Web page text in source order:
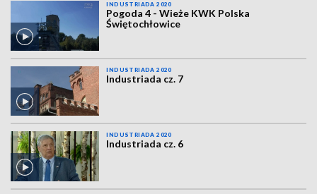
INDUSTRIADA 2020
Pogoda 4 - Wieże KWK Polska
Świętochłowice
INDUSTRIADA 2020
Industriada cz. 7
INDUSTRIADA 2020
Industriada cz. 6